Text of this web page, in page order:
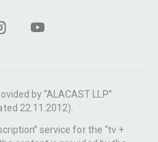
by “ALACAST LLP”
22.11.2012).
service for the “tv +